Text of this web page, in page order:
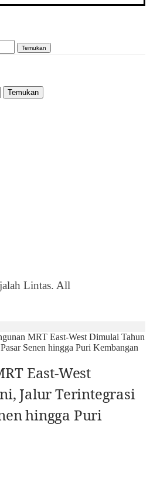
Temukan
Temukan
Lintas. All
MRT East-West Dimulai Tahun
Senen hingga Puri Kembangan
East-West
Jalur Terintegrasi
hingga Puri